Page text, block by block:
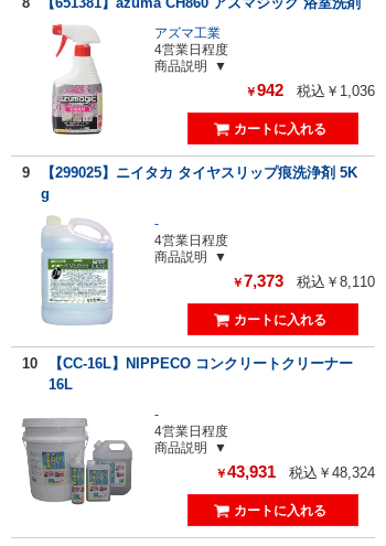
アズマ工業
4営業日程度
商品説明
￥942 税込￥1,036
9
【299025】ニイタカ タイヤスリップ痕洗浄剤 5K
g
-
4営業日程度
商品説明
￥7,373 税込￥8,110
10
【CC-16L】NIPPECO コンクリートクリーナー
16L
-
4営業日程度
商品説明
￥43,931 税込￥48,324